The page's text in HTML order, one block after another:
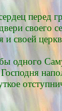
перед
своего
и своей
одного